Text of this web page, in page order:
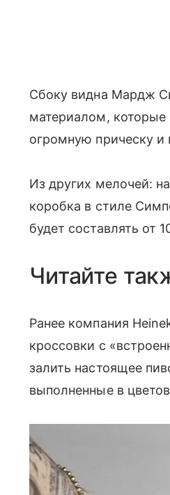
Сбоку видна Мардж
материалом,
огромную прическу и
Из других мелочей:
коробка в стиле
будет составлять от
Читайте
Ранее компания
кроссовки с
залить настоящее
выполненные в